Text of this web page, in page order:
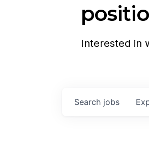
Interested in
Search jobs